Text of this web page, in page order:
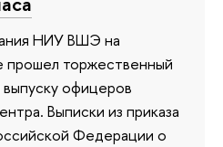
НИУ ВШЭ на
прошел торжественный
офицеров
Выписки из приказа
Федерации о